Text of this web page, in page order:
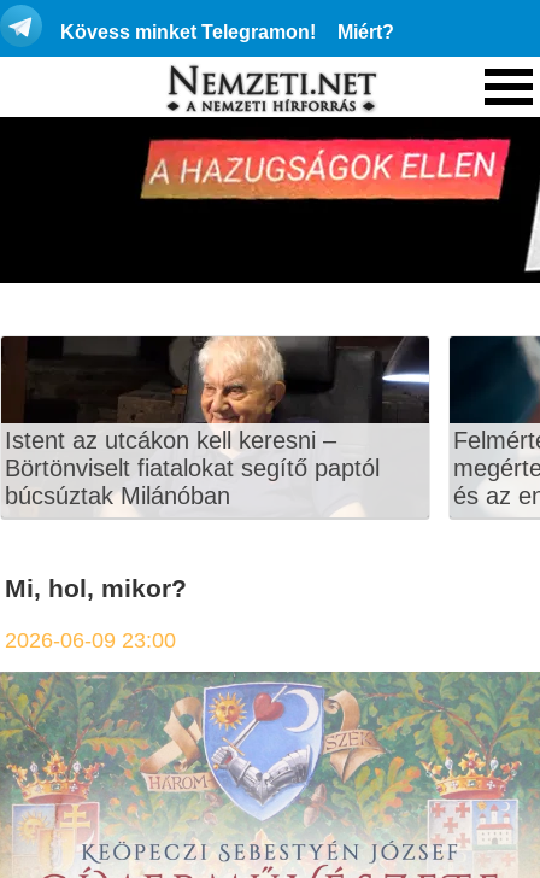
Kövess minket Telegramon! Miért?
Istent az utcákon kell keresni –
Börtönviselt fiatalokat segítő paptól
búcsúztak Milánóban
és az
Mi, hol, mikor?
2026-06-09 23:00